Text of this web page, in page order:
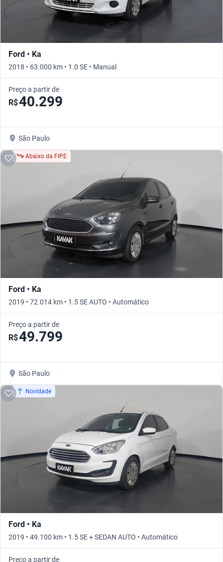
Ford • Ka
2018 • 63.000 km • 1.0 SE • Manual
Preço a partir de
R$40.299
São Paulo
Abaixo da FIPE
Ford • Ka
2019 • 72.014 km • 1.5 SE AUTO • Automático
Preço a partir de
R$49.799
São Paulo
Novidade
Ford • Ka
2019 • 49.100 km • 1.5 SE + SEDAN AUTO • Automático
Preço a partir de